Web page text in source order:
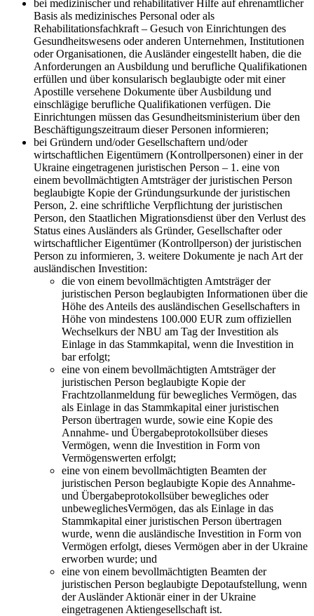
bei medizinischer und rehabilitativer Hilfe auf ehrenamtlicher
Basis als medizinisches Personal oder als
Rehabilitationsfachkraft – Gesuch von Einrichtungen des
Gesundheitswesens oder anderen Unternehmen, Institutionen
oder Organisationen, die Ausländer eingestellt haben, die die
Anforderungen an Ausbildung und berufliche Qualifikationen
erfüllen und über konsularisch beglaubigte oder mit einer
Apostille versehene Dokumente über Ausbildung und
einschlägige berufliche Qualifikationen verfügen. Die
Einrichtungen müssen das Gesundheitsministerium über den
Beschäftigungszeitraum dieser Personen informieren;
bei Gründern und/oder Gesellschaftern und/oder
wirtschaftlichen Eigentümern (Kontrollpersonen) einer in der
Ukraine eingetragenen juristischen Person – 1. eine von
einem bevollmächtigten Amtsträger der juristischen Person
beglaubigte Kopie der Gründungsurkunde der juristischen
Person, 2. eine schriftliche Verpflichtung der juristischen
Person, den Staatlichen Migrationsdienst über den Verlust des
Status eines Ausländers als Gründer, Gesellschafter oder
wirtschaftlicher Eigentümer (Kontrollperson) der juristischen
Person zu informieren, 3. weitere Dokumente je nach Art der
ausländischen Investition:
die von einem bevollmächtigten Amtsträger der
juristischen Person beglaubigten Informationen über die
Höhe des Anteils des ausländischen Gesellschafters in
Höhe von mindestens 100.000 EUR zum offiziellen
Wechselkurs der NBU am Tag der Investition als
Einlage in das Stammkapital, wenn die Investition in
bar erfolgt;
eine von einem bevollmächtigten Amtsträger der
juristischen Person beglaubigte Kopie der
Frachtzollanmeldung für bewegliches Vermögen, das
als Einlage in das Stammkapital einer juristischen
Person übertragen wurde, sowie eine Kopie des
Annahme- und Übergabeprotokollsüber dieses
Vermögen, wenn die Investition in Form von
Vermögenswerten erfolgt;
eine von einem bevollmächtigten Beamten der
juristischen Person beglaubigte Kopie des Annahme-
und Übergabeprotokollsüber bewegliches oder
unbeweglichesVermögen, das als Einlage in das
Stammkapital einer juristischen Person übertragen
wurde, wenn die ausländische Investition in Form von
Vermögen erfolgt, dieses Vermögen aber in der Ukraine
erworben wurde; und
eine von einem bevollmächtigten Beamten der
juristischen Person beglaubigte Depotaufstellung, wenn
der Ausländer Aktionär einer in der Ukraine
eingetragenen Aktiengesellschaft ist.